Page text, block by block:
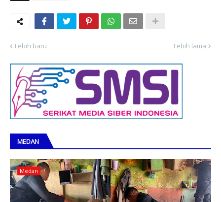
Lebih baru Lebih lama
MEDAN
Medan